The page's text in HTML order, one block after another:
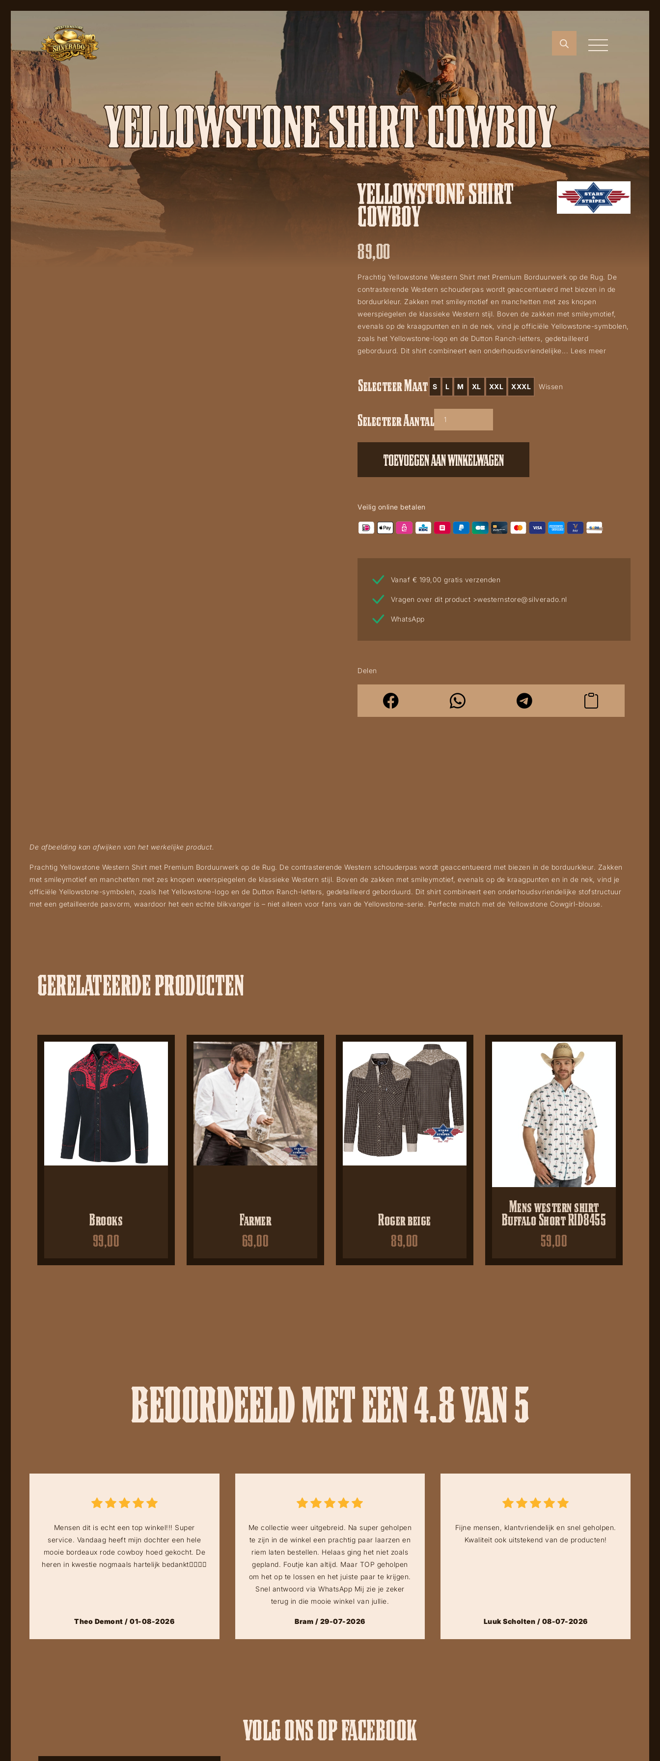
YELLOWSTONE SHIRT COWBOY
De afbeelding kan afwijken van het werkelijke product.
YELLOWSTONE SHIRT
COWBOY
89,00
Prachtig Yellowstone Western Shirt met Premium Borduurwerk op de Rug. De
contrasterende Western schouderpas wordt geaccentueerd met biezen in de
borduurkleur. Zakken met smileymotief en manchetten met zes knopen
weerspiegelen de klassieke Western stijl. Boven de zakken met smileymotief,
evenals op de kraagpunten en in de nek, vind je officiële Yellowstone-symbolen,
zoals het Yellowstone-logo en de Dutton Ranch-letters, gedetailleerd
geborduurd. Dit shirt combineert een onderhoudsvriendelijke... Lees meer
Selecteer Maat S L M XL XXL XXXL Wissen
Yellowstone
Selecteer Aantal
TOEVOEGEN AAN WINKELWAGEN
Veilig online betalen
Vanaf € 199,00 gratis verzenden
Vragen over dit product >westernstore@silverado.nl
WhatsApp
Delen
Prachtig Yellowstone Western Shirt met Premium Borduurwerk op de Rug. De contrasterende Western schouderpas wordt geaccentueerd met biezen in de borduurkleur. Zakken
met smileymotief en manchetten met zes knopen weerspiegelen de klassieke Western stijl. Boven de zakken met smileymotief, evenals op de kraagpunten en in de nek, vind je
officiële Yellowstone-symbolen, zoals het Yellowstone-logo en de Dutton Ranch-letters, gedetailleerd geborduurd. Dit shirt combineert een onderhoudsvriendelijke stofstructuur
met een getailleerde pasvorm, waardoor het een echte blikvanger is – niet alleen voor fans van de Yellowstone-serie. Perfecte match met de Yellowstone Cowgirl-blouse.
GERELATEERDE PRODUCTEN
Brooks
99,00
Farmer
69,00
Roger beige
89,00
Mens western shirt
Buffalo Short RID8455
59,00
BEOORDEELD MET EEN 4.8 VAN 5
Mensen dit is echt een top winkel!!! Super
service. Vandaag heeft mijn dochter een hele
mooie bordeaux rode cowboy hoed gekocht. De
heren in kwestie nogmaals hartelijk bedankt👍🏻👍🏻
Theo Demont / 01-08-2026
Me collectie weer uitgebreid. Na super geholpen
te zijn in de winkel een prachtig paar laarzen en
riem laten bestellen. Helaas ging het niet zoals
gepland. Foutje kan altijd. Maar TOP geholpen
om het op te lossen en het juiste paar te krijgen.
Snel antwoord via WhatsApp Mij zie je zeker
terug in die mooie winkel van jullie.
Bram / 29-07-2026
Fijne mensen, klantvriendelijk en snel geholpen.
Kwaliteit ook uitstekend van de producten!
Luuk Scholten / 08-07-2026
VOLG ONS OP FACEBOOK